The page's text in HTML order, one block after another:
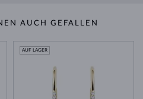
AUCH GEFALLEN
AUF LAGER